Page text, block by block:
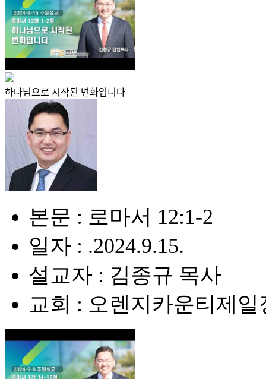
하나님으로 시작된 변화입니다
본문 : 로마서 12:1-2
일자 : .2024.9.15.
설교자 : 김종규 목사
교회 : 오렌지카운티제일